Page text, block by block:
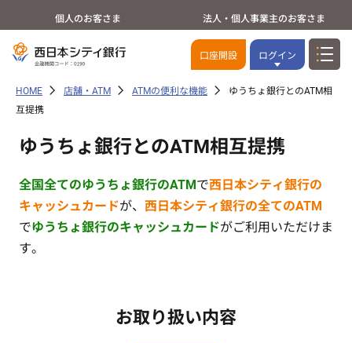
個人のお客さま 法人・個人事業主のお客さま
口座開設 ログイン
HOME 店舗・ATM ATMの便利な機能
ゆうちょ銀行とのATM相
互提携
ゆうちょ銀行とのATM相互提携
全国全てのゆうちょ銀行のATMで西日本シティ銀行の
キャッシュカードが、 西日本シティ銀行の全てのATM
でゆうちょ銀行のキャッシュカードがご利用いただけま
す。
お取り扱い内容